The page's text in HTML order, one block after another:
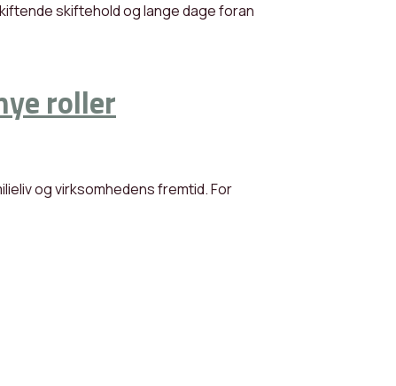
skiftehold og lange dage foran
roller
og virksomhedens fremtid. For